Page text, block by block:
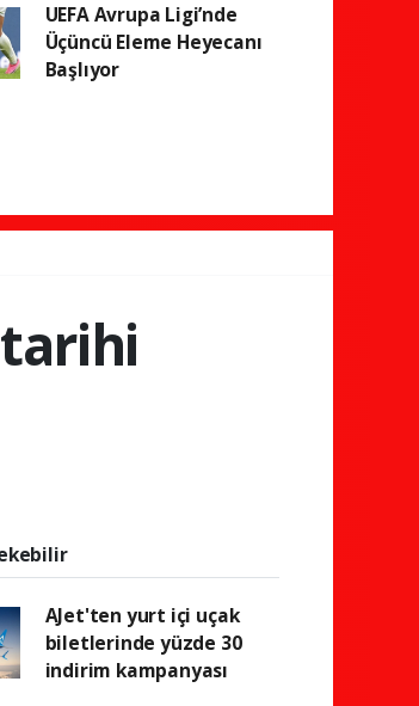
UEFA Avrupa Ligi’nde
Üçüncü Eleme Heyecanı
Başlıyor
AJet'ten yurt içi uçak
biletlerinde yüzde 30
indirim kampanyası